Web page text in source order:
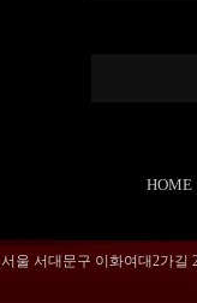
HOME
서울 서대문구 이화여대2가길